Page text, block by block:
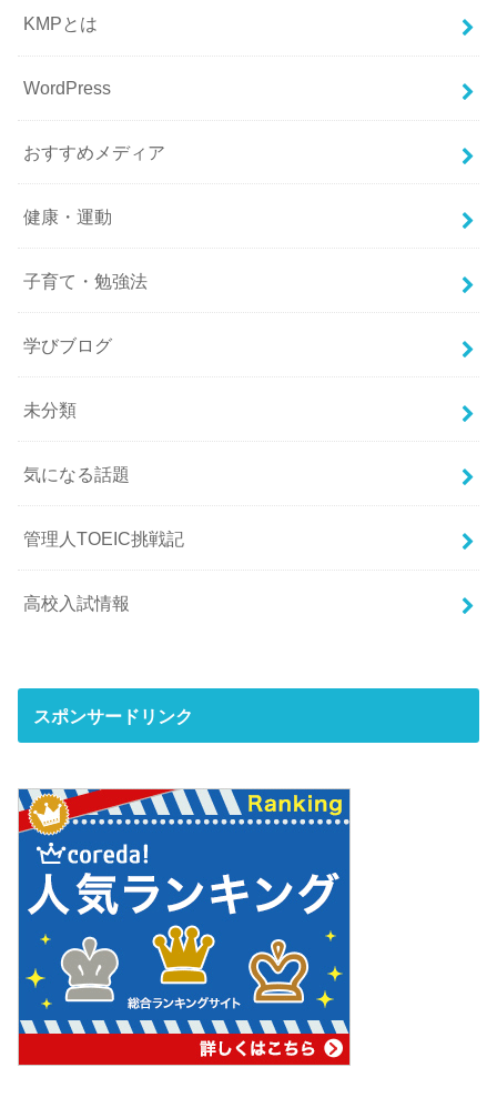
KMPとは
WordPress
おすすめメディア
健康・運動
子育て・勉強法
学びブログ
未分類
気になる話題
管理人TOEIC挑戦記
高校入試情報
スポンサードリンク